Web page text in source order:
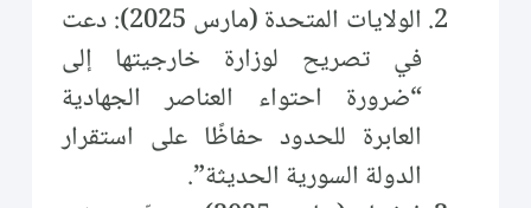
الولايات المتحدة (مارس 2025): دعت
في تصريح لوزارة خارجيتها إلى
“ضرورة احتواء العناصر الجهادية
العابرة للحدود حفاظًا على استقرار
الدولة السورية الحديثة”.